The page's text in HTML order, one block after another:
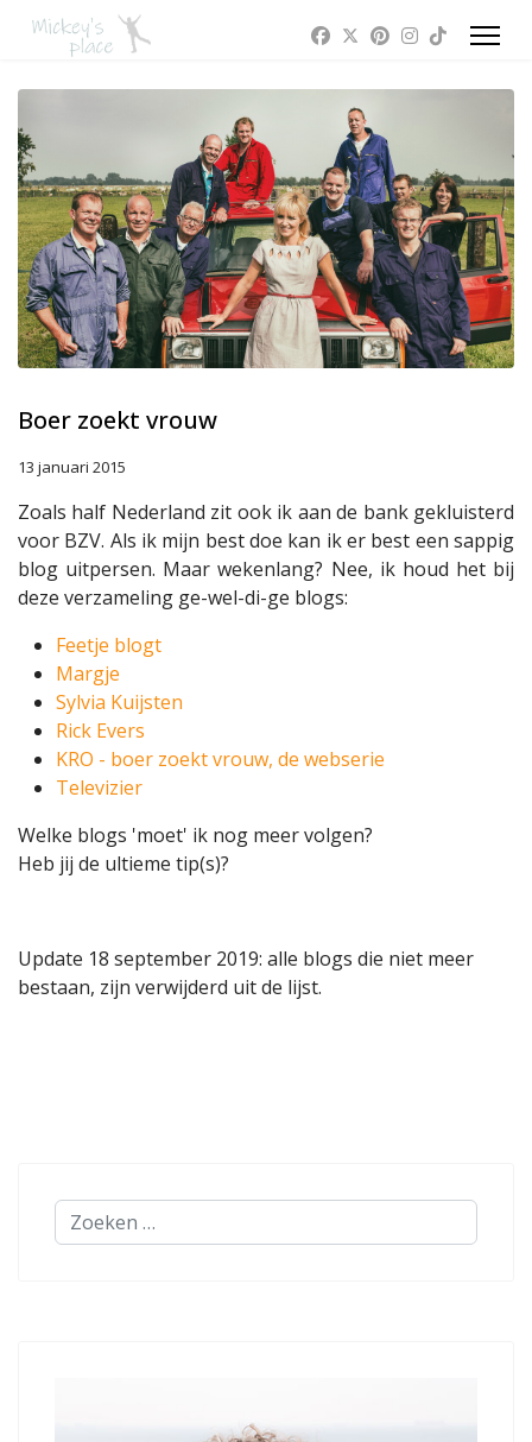
Boer zoekt vrouw
13 januari 2015
Zoals half Nederland zit ook ik aan de bank gekluisterd
voor BZV. Als ik mijn best doe kan ik er best een sappig
blog uitpersen. Maar wekenlang? Nee, ik houd het bij
deze verzameling ge-wel-di-ge blogs:
Feetje blogt
Margje
Sylvia Kuijsten
Rick Evers
KRO - boer zoekt vrouw, de webserie
Televizier
Welke blogs 'moet' ik nog meer volgen?
Heb jij de ultieme tip(s)?
Update 18 september 2019: alle blogs die niet meer
bestaan, zijn verwijderd uit de lijst.